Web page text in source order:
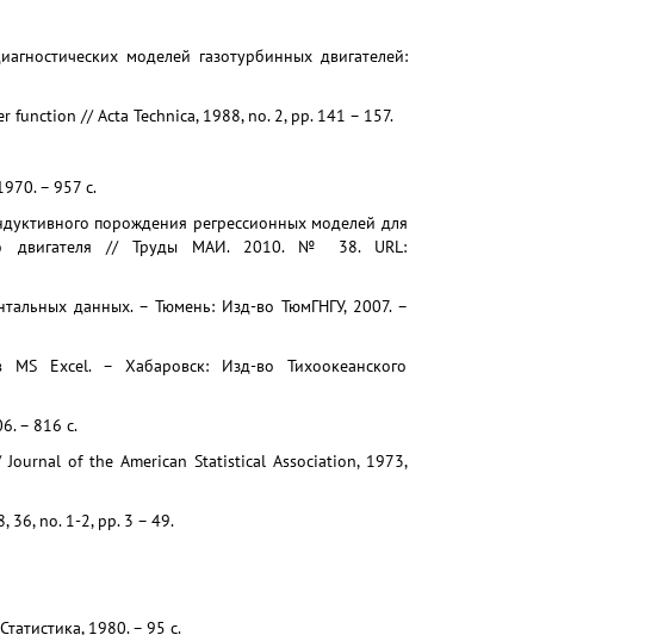
моделей газотурбинных двигателей:
// Acta Technica, 1988, no. 2, pp. 141 – 157.
– 957 с.
порождения регрессионных моделей для
двигателя // Труды МАИ. 2010. № 38. URL:
данных. – Тюмень: Изд-во ТюмГНГУ, 2007. –
Excel. – Хабаровск: Изд-во Тихоокеанского
– 816 с.
of the American Statistical Association, 1973,
36, no. 1-2, pp. 3 – 49.
1980. – 95 c.